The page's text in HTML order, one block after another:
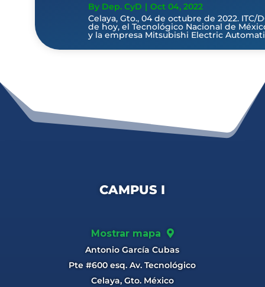
By Dep. CyD | Oct 04, 2022
Celaya, Gto., 04 de octubre de 2022. ITC/
de hoy, el Tecnológico Nacional de
y la empresa Mitsubishi Electric
CAMPUS I
Mostrar mapa
Antonio García Cubas
Pte #600 esq. Av. Tecnológico
Celaya, Gto. México